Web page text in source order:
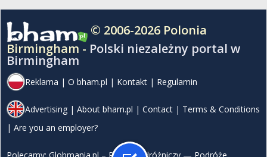
© 2006-2026 Polonia
Birmingham - Polski niezależny portal w
Birmingham
Reklama | O bham.pl | Kontakt | Regulamin
Advertising | About bham.pl | Contact | Terms & Conditions
| Are you an employer?